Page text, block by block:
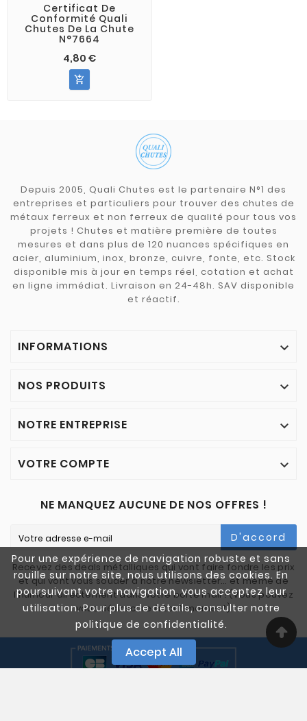
Pour une expérience de navigation robuste et sans
rouille sur notre site, nous utilisons des cookies. En
poursuivant votre navigation, vous acceptez leur
utilisation. Pour plus de détails, consulter notre
politique de confidentialité.
Accept All
Certificat De
Conformité Quali
Chutes De La Chute
N°7664
4,80 €

Depuis 2005, Quali Chutes est le partenaire N°1 des
entreprises et particuliers pour trouver des chutes de
métaux ferreux et non ferreux de qualité pour tous vos
projets ! Chutes et matière première de toutes
mesures et dans plus de 120 nuances spécifiques en
acier, aluminium, inox, bronze, cuivre, fonte, etc. Stock
disponible mis à jour en temps réel, cotation et achat
en ligne immédiat. Livraison en 24-48h. SAV disponible
et réactif.
INFORMATIONS 
NOS PRODUITS 
NOTRE ENTREPRISE 
VOTRE COMPTE 
NE MANQUEZ AUCUNE DE NOS OFFRES !
D'accord
Recevez des deals métalliques qui vont faire fondre les prix
et qui vont vous souder à notre newsletter… et même de
l'humour directement dans votre boîte mail ! (Vous pouvez
vous désinscrire à tout moment)